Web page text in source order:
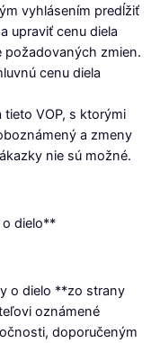
vyhlásením predĺžiť
upraviť cenu diela
požadovaných zmien.
cenu diela
tieto VOP, s ktorými
a zmeny
nie sú možné.
o dielo**
o dielo **zo strany
oznámené
doporučeným